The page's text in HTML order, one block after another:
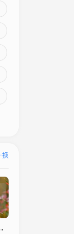
换
详解